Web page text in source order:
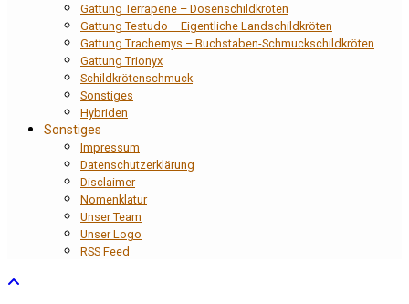
Gattung Terrapene – Dosenschildkröten
Gattung Testudo – Eigentliche Landschildkröten
Gattung Trachemys – Buchstaben-Schmuckschildkröten
Gattung Trionyx
Schildkrötenschmuck
Sonstiges
Hybriden
Sonstiges
Impressum
Datenschutzerklärung
Disclaimer
Nomenklatur
Unser Team
Unser Logo
RSS Feed